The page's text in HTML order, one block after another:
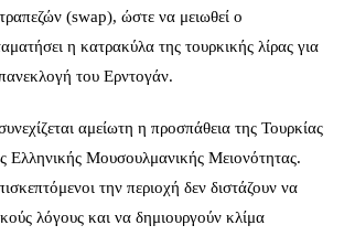
(swap), ώστε να μειωθεί ο
η κατρακύλα της τουρκικής λίρας για
του Ερντογάν.
αμείωτη η προσπάθεια της Τουρκίας
Ελληνικής Μουσουλμανικής Μειονότητας.
την περιοχή δεν διστάζουν να
λόγους και να δημιουργούν κλίμα